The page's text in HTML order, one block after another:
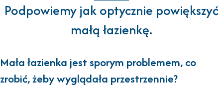
Podpowiemy jak optycznie powiększyć
małą łazienkę.
Mała łazienka jest sporym problemem, co
zrobić, żeby wyglądała przestrzennie?